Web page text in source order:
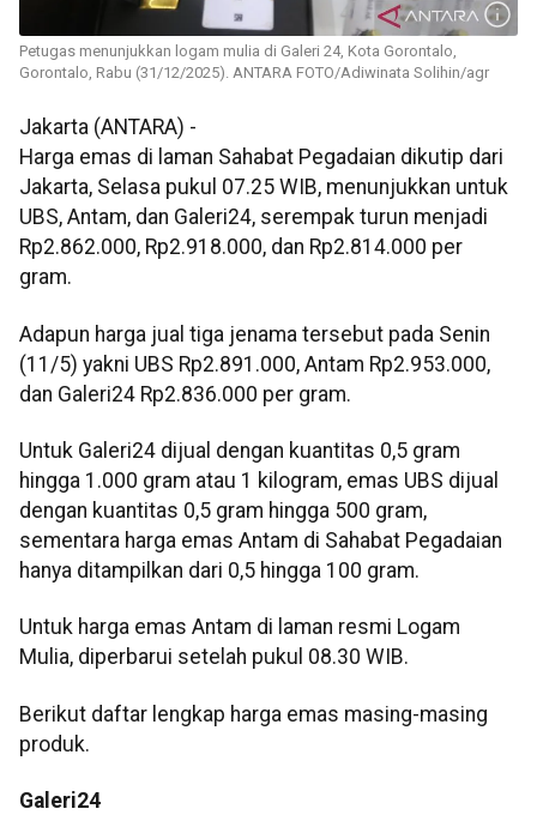
Petugas menunjukkan logam mulia di Galeri 24, Kota Gorontalo,
Gorontalo, Rabu (31/12/2025). ANTARA FOTO/Adiwinata Solihin/agr
Jakarta (ANTARA) -
Harga emas di laman Sahabat Pegadaian dikutip dari
Jakarta, Selasa pukul 07.25 WIB, menunjukkan untuk
UBS, Antam, dan Galeri24, serempak turun menjadi
Rp2.862.000, Rp2.918.000, dan Rp2.814.000 per
gram.
Adapun harga jual tiga jenama tersebut pada Senin
(11/5) yakni UBS Rp2.891.000, Antam Rp2.953.000,
dan Galeri24 Rp2.836.000 per gram.
Untuk Galeri24 dijual dengan kuantitas 0,5 gram
hingga 1.000 gram atau 1 kilogram, emas UBS dijual
dengan kuantitas 0,5 gram hingga 500 gram,
sementara harga emas Antam di Sahabat Pegadaian
hanya ditampilkan dari 0,5 hingga 100 gram.
Untuk harga emas Antam di laman resmi Logam
Mulia, diperbarui setelah pukul 08.30 WIB.
Berikut daftar lengkap harga emas masing-masing
produk.
Galeri24